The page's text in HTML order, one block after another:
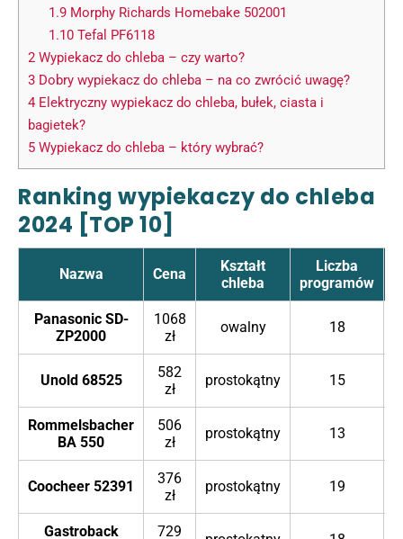
1.9Morphy Richards Homebake 502001
1.10Tefal PF6118
2 Wypiekacz do chleba – czy warto?
3 Dobry wypiekacz do chleba – na co zwrócić uwagę?
4 Elektryczny wypiekacz do chleba, bułek, ciasta i
bagietek?
5 Wypiekacz do chleba – który wybrać?
Ranking wypiekaczy do chleba
2024 [TOP 10]
Nazwa Cena
Kształt
chleba
Liczba
programów
Panasonic SD-
ZP2000
1068
zł
owalny 18
Unold 68525
582
zł
prostokątny 15
Rommelsbacher
BA 550
506
zł
prostokątny 13
Coocheer 52391
376
zł
prostokątny 19
Gastroback 729